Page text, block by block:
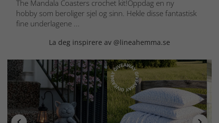
The Mandala Coasters crochet kit!Oppdag en ny
hobby som beroliger sjel og sinn. Hekle disse fantastisk
fine underlagene ...
La deg inspirere av @lineahemma.se